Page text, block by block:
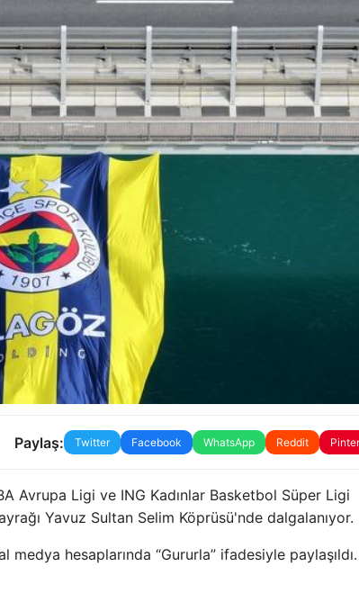
Paylaş: Twitter Facebook WhatsApp Reddit
​​Avrupa Ligi ve ING Kadınlar Basketbol Süper Ligi
Yavuz Sultan Selim Köprüsü'nde dalgalanıyor.
hesaplarında “Gururla” ifadesiyle paylaşıldı.